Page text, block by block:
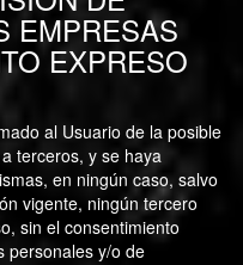
EMPRESAS
EXPRESO
al Usuario de la posible
terceros, y se haya
en ningún caso, salvo
vigente, ningún tercero
sin el consentimiento
personales y/o de